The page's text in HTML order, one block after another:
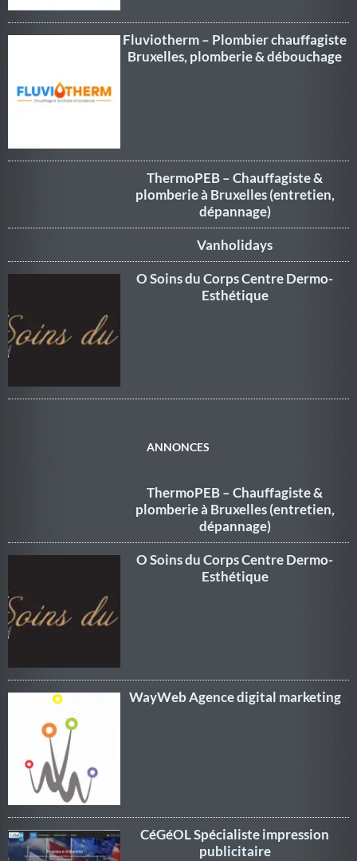
Fluviotherm – Plombier chauffagiste
Bruxelles, plomberie & débouchage
ThermoPEB – Chauffagiste &
plomberie à Bruxelles (entretien,
dépannage)
Vanholidays
O Soins du Corps Centre Dermo-
Esthétique
ANNONCES
ThermoPEB – Chauffagiste &
plomberie à Bruxelles (entretien,
dépannage)
O Soins du Corps Centre Dermo-
Esthétique
WayWeb Agence digital marketing
CéGéOL Spécialiste impression
publicitaire